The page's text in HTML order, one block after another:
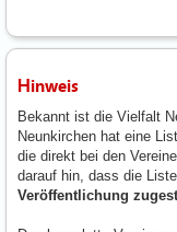
Hinweis
Bekannt ist die Vielfalt
Neunkirchen hat eine
die direkt bei den
darauf hin, dass die
Veröffentlichung